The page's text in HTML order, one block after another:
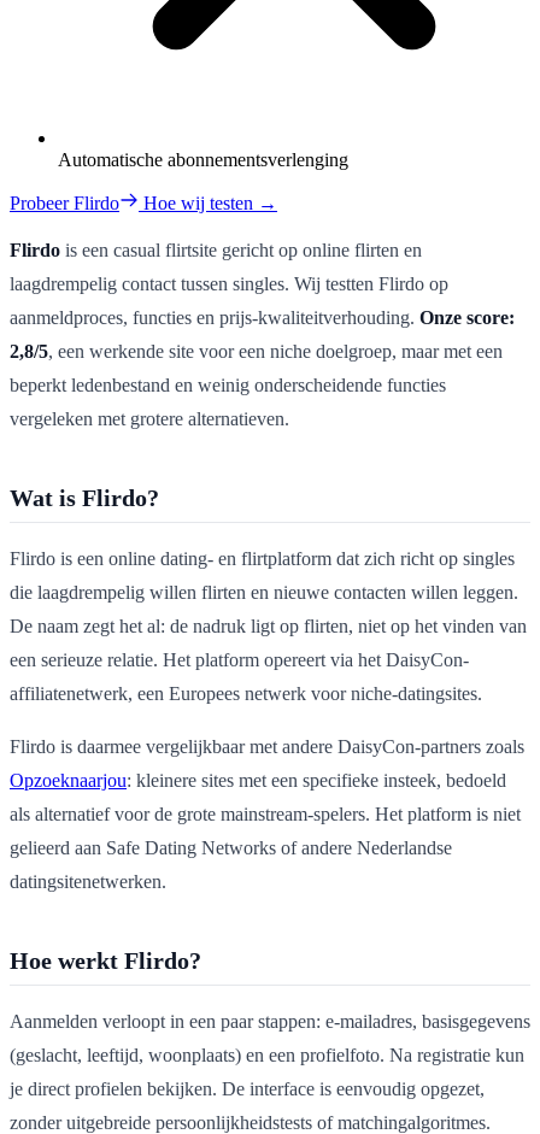
Automatische abonnementsverlenging
Probeer Flirdo Hoe wij testen →
Flirdo is een casual flirtsite gericht op online flirten en
laagdrempelig contact tussen singles. Wij testten Flirdo op
aanmeldproces, functies en prijs-kwaliteitverhouding. Onze score:
2,8/5, een werkende site voor een niche doelgroep, maar met een
beperkt ledenbestand en weinig onderscheidende functies
vergeleken met grotere alternatieven.
Wat is Flirdo?
Flirdo is een online dating- en flirtplatform dat zich richt op singles
die laagdrempelig willen flirten en nieuwe contacten willen leggen.
De naam zegt het al: de nadruk ligt op flirten, niet op het vinden van
een serieuze relatie. Het platform opereert via het DaisyCon-
affiliatenetwerk, een Europees netwerk voor niche-datingsites.
Flirdo is daarmee vergelijkbaar met andere DaisyCon-partners zoals
Opzoeknaarjou: kleinere sites met een specifieke insteek, bedoeld
als alternatief voor de grote mainstream-spelers. Het platform is niet
gelieerd aan Safe Dating Networks of andere Nederlandse
datingsitenetwerken.
Hoe werkt Flirdo?
Aanmelden verloopt in een paar stappen: e-mailadres, basisgegevens
(geslacht, leeftijd, woonplaats) en een profielfoto. Na registratie kun
je direct profielen bekijken. De interface is eenvoudig opgezet,
zonder uitgebreide persoonlijkheidstests of matchingalgoritmes.